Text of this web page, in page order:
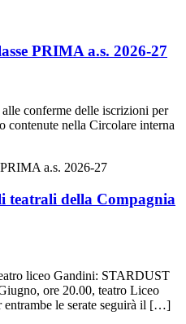
PRIMA a.s. 2026-27
conferme delle iscrizioni per
contenute nella Circolare interna
teatrali della Compagnia
liceo Gandini: STARDUST
ore 20.00, teatro Liceo
le serate seguirà il […]